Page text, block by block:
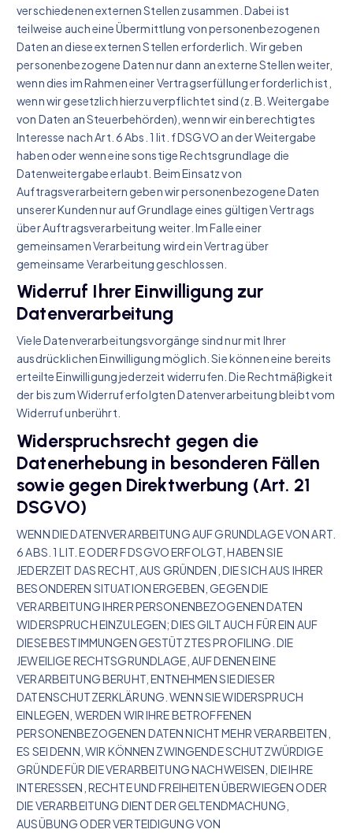
verschiedenen externen Stellen zusammen. Dabei ist
teilweise auch eine Übermittlung von personenbezogenen
Daten an diese externen Stellen erforderlich. Wir geben
personenbezogene Daten nur dann an externe Stellen weiter,
wenn dies im Rahmen einer Vertragserfüllung erforderlich ist,
wenn wir gesetzlich hierzu verpflichtet sind (z. B. Weitergabe
von Daten an Steuerbehörden), wenn wir ein berechtigtes
Interesse nach Art. 6 Abs. 1 lit. f DSGVO an der Weitergabe
haben oder wenn eine sonstige Rechtsgrundlage die
Datenweitergabe erlaubt. Beim Einsatz von
Auftragsverarbeitern geben wir personenbezogene Daten
unserer Kunden nur auf Grundlage eines gültigen Vertrags
über Auftragsverarbeitung weiter. Im Falle einer
gemeinsamen Verarbeitung wird ein Vertrag über
gemeinsame Verarbeitung geschlossen.
Widerruf Ihrer Einwilligung zur
Datenverarbeitung
Viele Datenverarbeitungsvorgänge sind nur mit Ihrer
ausdrücklichen Einwilligung möglich. Sie können eine bereits
erteilte Einwilligung jederzeit widerrufen. Die Rechtmäßigkeit
der bis zum Widerruf erfolgten Datenverarbeitung bleibt vom
Widerruf unberührt.
Widerspruchsrecht gegen die
Datenerhebung in besonderen Fällen
sowie gegen Direktwerbung (Art. 21
DSGVO)
WENN DIE DATENVERARBEITUNG AUF GRUNDLAGE VON ART.
6 ABS. 1 LIT. E ODER F DSGVO ERFOLGT, HABEN SIE
JEDERZEIT DAS RECHT, AUS GRÜNDEN, DIE SICH AUS IHRER
BESONDEREN SITUATION ERGEBEN, GEGEN DIE
VERARBEITUNG IHRER PERSONENBEZOGENEN DATEN
WIDERSPRUCH EINZULEGEN; DIES GILT AUCH FÜR EIN AUF
DIESE BESTIMMUNGEN GESTÜTZTES PROFILING. DIE
JEWEILIGE RECHTSGRUNDLAGE, AUF DENEN EINE
VERARBEITUNG BERUHT, ENTNEHMEN SIE DIESER
DATENSCHUTZERKLÄRUNG. WENN SIE WIDERSPRUCH
EINLEGEN, WERDEN WIR IHRE BETROFFENEN
PERSONENBEZOGENEN DATEN NICHT MEHR VERARBEITEN,
ES SEI DENN, WIR KÖNNEN ZWINGENDE SCHUTZWÜRDIGE
GRÜNDE FÜR DIE VERARBEITUNG NACHWEISEN, DIE IHRE
INTERESSEN, RECHTE UND FREIHEITEN ÜBERWIEGEN ODER
DIE VERARBEITUNG DIENT DER GELTENDMACHUNG,
AUSÜBUNG ODER VERTEIDIGUNG VON